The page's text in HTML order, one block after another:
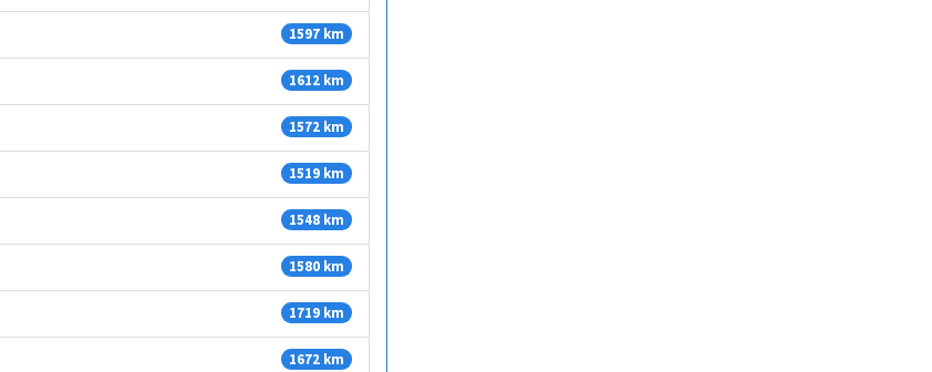
1597 km
1612 km
1572 km
1519 km
1548 km
1580 km
1719 km
1672 km